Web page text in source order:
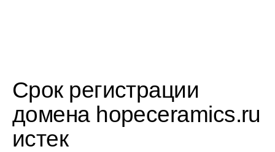
Срок регистрации
домена hopeceramics.ru
истек